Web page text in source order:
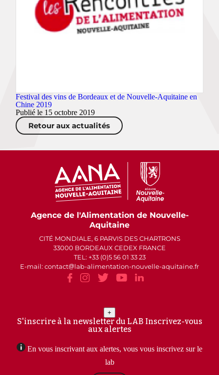
Festival des vins de Bordeaux et de Nouvelle-Aquitaine en
Chine 2019
Publié le 15 octobre 2019
Retour aux actualités
Agence de l'Alimentation de Nouvelle-
Aquitaine
CITÉ MONDIALE, 6 PARVIS DES CHARTRONS
33000 BORDEAUX CEDEX FRANCE
TEL: +33 (0)5 56 01 33 23
E-mail: contact
lab-alimentation-nouvelle-aquitaine.fr
+
S'inscrire à la newsletter du LAB Inscrivez-vous
aux alertes
En vous inscrivant aux alertes, vous vous inscrivez sur le
lab